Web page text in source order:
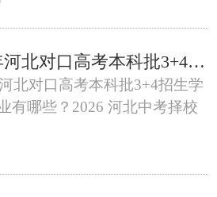
2026年河北对口高考本科批3+4招生学校和专业有哪些？
北对口高考本科批3+4招生学
有哪些？2026 河北中考择校